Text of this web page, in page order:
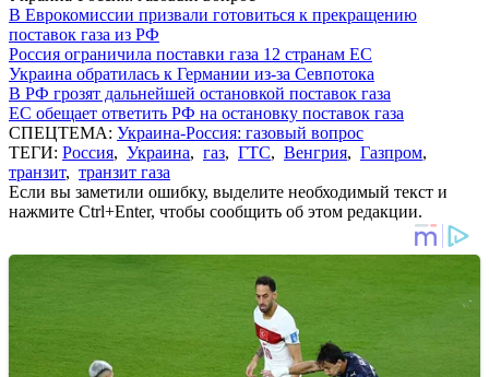
В Еврокомиссии призвали готовиться к прекращению
поставок газа из РФ
Россия ограничила поставки газа 12 странам ЕС
Украина обратилась к Германии из-за Севпотока
В РФ грозят дальнейшей остановкой поставок газа
ЕС обещает ответить РФ на остановку поставок газа
СПЕЦТЕМА: Украина-Россия: газовый вопрос
ТЕГИ: Россия, Украина, газ, ГТС, Венгрия, Газпром,
транзит, транзит газа
Если вы заметили ошибку, выделите необходимый текст и
нажмите Ctrl+Enter, чтобы сообщить об этом редакции.